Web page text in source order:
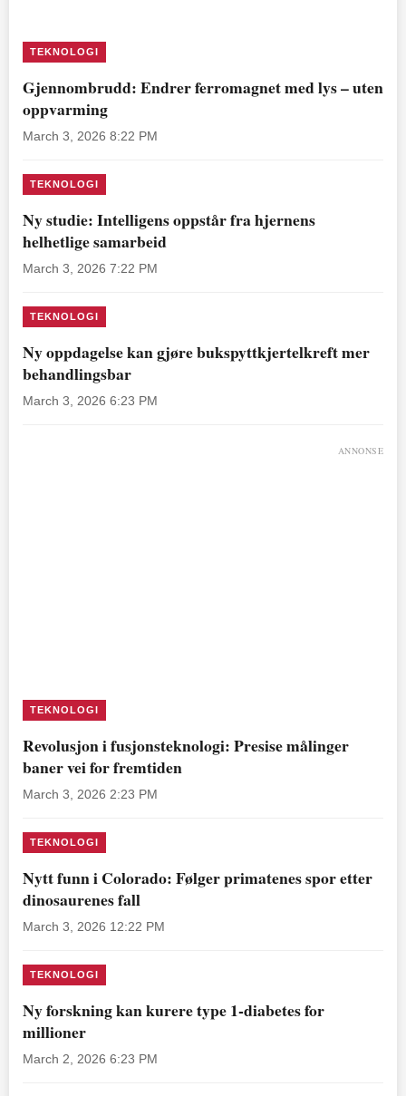
TEKNOLOGI
Gjennombrudd: Endrer ferromagnet med lys – uten
oppvarming
March 3, 2026 8:22 PM
TEKNOLOGI
Ny studie: Intelligens oppstår fra hjernens
helhetlige samarbeid
March 3, 2026 7:22 PM
TEKNOLOGI
Ny oppdagelse kan gjøre bukspyttkjertelkreft mer
behandlingsbar
March 3, 2026 6:23 PM
ANNONSE
TEKNOLOGI
Revolusjon i fusjonsteknologi: Presise målinger
baner vei for fremtiden
March 3, 2026 2:23 PM
TEKNOLOGI
Nytt funn i Colorado: Følger primatenes spor etter
dinosaurenes fall
March 3, 2026 12:22 PM
TEKNOLOGI
Ny forskning kan kurere type 1-diabetes for
millioner
March 2, 2026 6:23 PM